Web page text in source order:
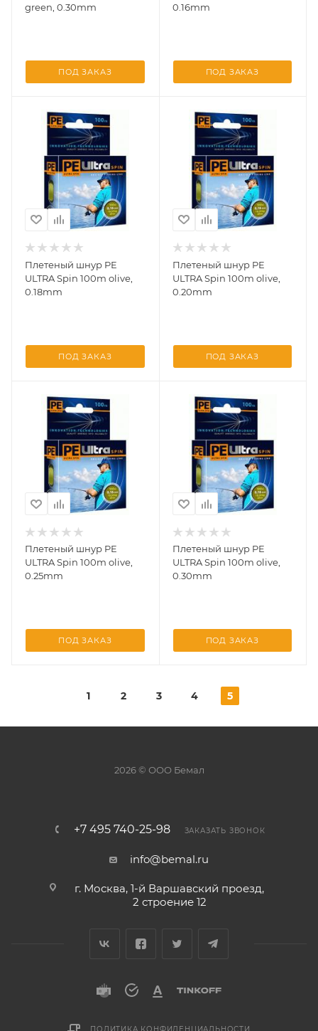
green, 0.30mm
ПОД ЗАКАЗ
0.16mm
ПОД ЗАКАЗ
Плетеный шнур PE
ULTRA Spin 100m olive,
0.18mm
ПОД ЗАКАЗ
Плетеный шнур PE
ULTRA Spin 100m olive,
0.20mm
ПОД ЗАКАЗ
Плетеный шнур PE
ULTRA Spin 100m olive,
0.25mm
ПОД ЗАКАЗ
Плетеный шнур PE
ULTRA Spin 100m olive,
0.30mm
ПОД ЗАКАЗ
1 2 3 4 5
2026 © ООО Бемал
+7 495 740-25-98 ЗАКАЗАТЬ ЗВОНОК
info@bemal.ru
г. Москва, 1-й Варшавский проезд,
2 строение 12